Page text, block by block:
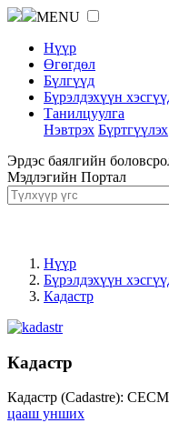
MENU
Нүүр
Өгөгдөл
Бүлгүүд
Бүрэлдэхүүн
Танилцуулга
Нэвтрэх Бүртгүүлэх
Эрдэс баялгийн
Мэдлэгийн Портал
Нүүр
Бүрэлдэхүүн
Кадастр
Кадастр
Кадастр (Cadastre):
цааш унших